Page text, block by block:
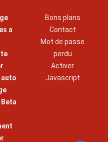
a
Bons plans
Contact
Mot de passe
perdu
Activer
Javascript